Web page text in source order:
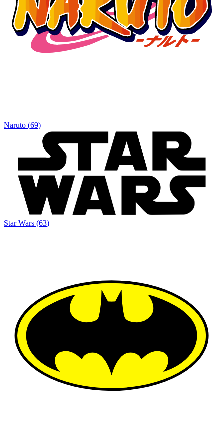
Naruto (69)
Star Wars (63)